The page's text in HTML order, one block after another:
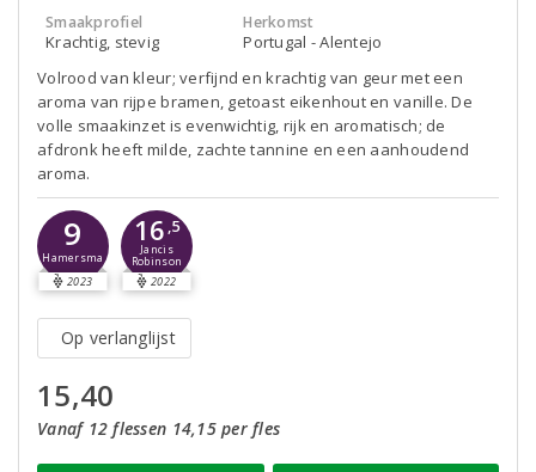
Smaakprofiel
Krachtig, stevig
Herkomst
Portugal - Alentejo
Volrood van kleur; verfijnd en krachtig van geur met een
aroma van rijpe bramen, getoast eikenhout en vanille. De
volle smaakinzet is evenwichtig, rijk en aromatisch; de
afdronk heeft milde, zachte tannine en een aanhoudend
aroma.
9
Hamersma
2023
16 ,5
Jancis
Robinson
2022
Op verlanglijst
15,40
Vanaf 12 flessen 14,15 per fles